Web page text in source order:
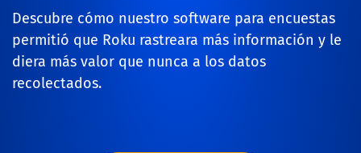
Descubre cómo nuestro software para encuestas
permitió que Roku rastreara más información y le
diera más valor que nunca a los datos
recolectados.